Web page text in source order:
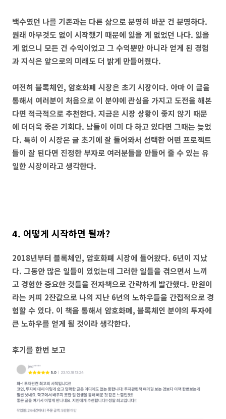
백수였던 나를 기존과는 다른 삶으로 분명히 바꾼 건 분명하다.
원래 아무것도 없이 시작했기 때문에 잃을 게 없었던 나다. 잃을
게 없으니 모든 건 수익이었고 그 수익뿐만 아니라 얻게 된 경험
과 지식은 앞으로의 미래도 더 밝게 만들어줬다.
여전히 블록체인, 암호화폐 시장은 초기 시장이다. 아마 이 글을
통해서 여러분이 처음으로 이 분야에 관심을 가지고 도전을 해본
다면 적극적으로 추천한다. 지금은 시장 상황이 좋지 않기 때문
에 더더욱 좋은 기회다. 남들이 이미 다 하고 있다면 그때는 늦었
다. 특히 이 시장은 글 초기에 잘 들어와서 선택한 어떤 프로젝트
들이 잘 된다면 진정한 부자로 여러분들을 만들어 줄 수 있는 유
일한 시장이라고 생각한다.
4. 어떻게 시작하면 될까?
2018년부터 블록체인, 암호화폐 시장에 들어왔다. 6년이 지났
다. 그동안 많은 일들이 있었는데 그러한 일들을 겪으면서 느끼
고 경험한 중요한 것들을 전자책으로 간략하게 발간했다. 만원이
라는 커피 2잔값으로 나의 지난 6년의 노하우들을 간접적으로 경
험할 수 있다. 이 책을 통해서 암호화폐, 블록체인 분야의 투자에
큰 노하우를 얻게 될 것이라 생각한다.
후기를 한번 보고